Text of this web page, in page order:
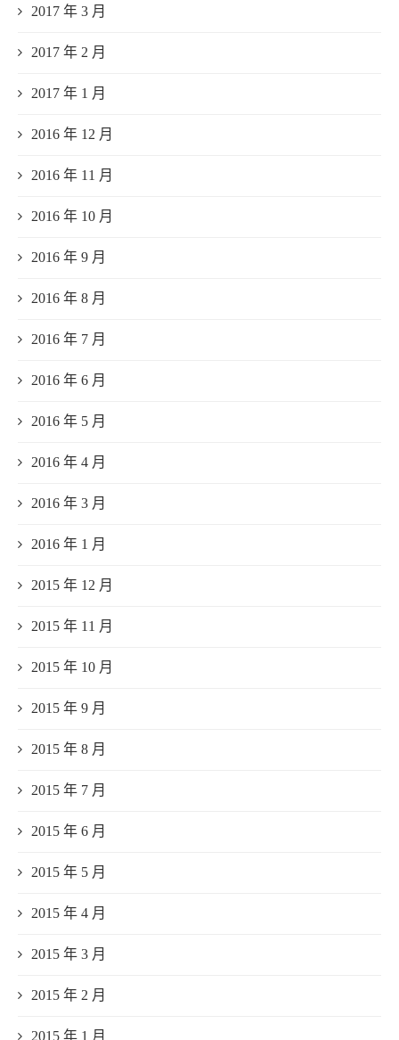
2017 年 3 月
2017 年 2 月
2017 年 1 月
2016 年 12 月
2016 年 11 月
2016 年 10 月
2016 年 9 月
2016 年 8 月
2016 年 7 月
2016 年 6 月
2016 年 5 月
2016 年 4 月
2016 年 3 月
2016 年 1 月
2015 年 12 月
2015 年 11 月
2015 年 10 月
2015 年 9 月
2015 年 8 月
2015 年 7 月
2015 年 6 月
2015 年 5 月
2015 年 4 月
2015 年 3 月
2015 年 2 月
2015 年 1 月